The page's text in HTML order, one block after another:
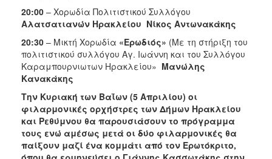
20:00 – Χορωδία Πολιτιστικού Συλλόγου
Αλατσατιανών Ηρακλείου Νίκος Αντωνακάκης
20:30 – Μικτή Χορωδία «Ερωδιός» (Με τη στήριξη του
πολιτιστικού συλλόγου Αγ. Ιωάννη και του Συλλόγου
Καραμπουρνιωτων Ηρακλείου» Μανώλης
Κανακάκης
Την Κυριακή των Βαΐων (5 Απριλίου) οι
φιλαρμονικές ορχήστρες των Δήμων Ηρακλείου
και Ρεθύμνου θα παρουσιάσουν το πρόγραμμα
τους ενώ αμέσως μετά οι δύο φιλαρμονικές θα
παίξουν μαζί ένα κομμάτι από τον Ερωτόκριτο,